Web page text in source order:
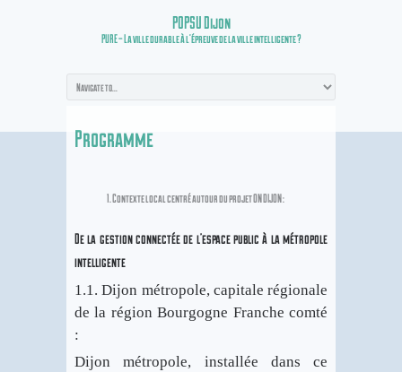
POPSU Dijon
PURE – La ville durable à l’épreuve de la ville intelligente ?
Programme
Contexte local centré autour du projet ON DIJON :
De la gestion connectée de l’espace public à la métropole
intelligente
1.1. Dijon métropole, capitale régionale
de la région Bourgogne Franche comté
:
Dijon métropole, installée dans ce